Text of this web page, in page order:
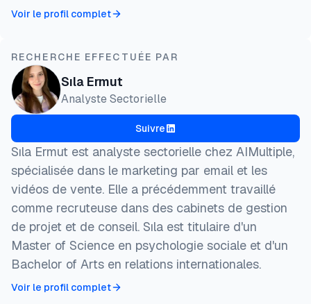
Voir le profil complet
RECHERCHE EFFECTUÉE PAR
Sıla Ermut
Analyste Sectorielle
Suivre
Sıla Ermut est analyste sectorielle chez AIMultiple,
spécialisée dans le marketing par email et les
vidéos de vente. Elle a précédemment travaillé
comme recruteuse dans des cabinets de gestion
de projet et de conseil. Sıla est titulaire d'un
Master of Science en psychologie sociale et d'un
Bachelor of Arts en relations internationales.
Voir le profil complet